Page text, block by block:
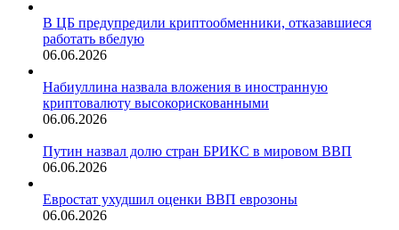
В ЦБ предупредили криптообменники, отказавшиеся
работать вбелую
06.06.2026
Набиуллина назвала вложения в иностранную
криптовалюту высокорискованными
06.06.2026
Путин назвал долю стран БРИКС в мировом ВВП
06.06.2026
Евростат ухудшил оценки ВВП еврозоны
06.06.2026